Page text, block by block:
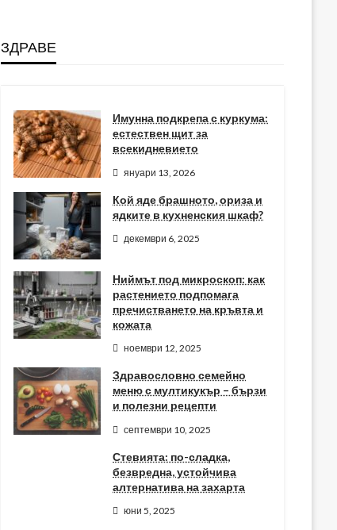
ЗДРАВЕ
Имунна подкрепа с куркума:
естествен щит за
всекидневието
януари 13, 2026
Кой яде брашното, ориза и
ядките в кухненския шкаф?
декември 6, 2025
Ниймът под микроскоп: как
растението подпомага
пречистването на кръвта и
кожата
ноември 12, 2025
Здравословно семейно
меню с мултикукър – бързи
и полезни рецепти
септември 10, 2025
Стевията: по-сладка,
безвредна, устойчива
алтернатива на захарта
юни 5, 2025